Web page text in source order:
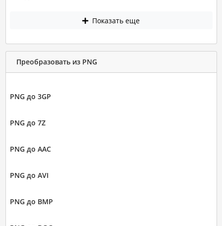
Показать еще
Преобразовать из PNG
PNG до 3GP
PNG до 7Z
PNG до AAC
PNG до AVI
PNG до BMP